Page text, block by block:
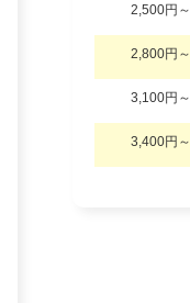
2,500円～
2,800円～
3,100円～
3,400円～